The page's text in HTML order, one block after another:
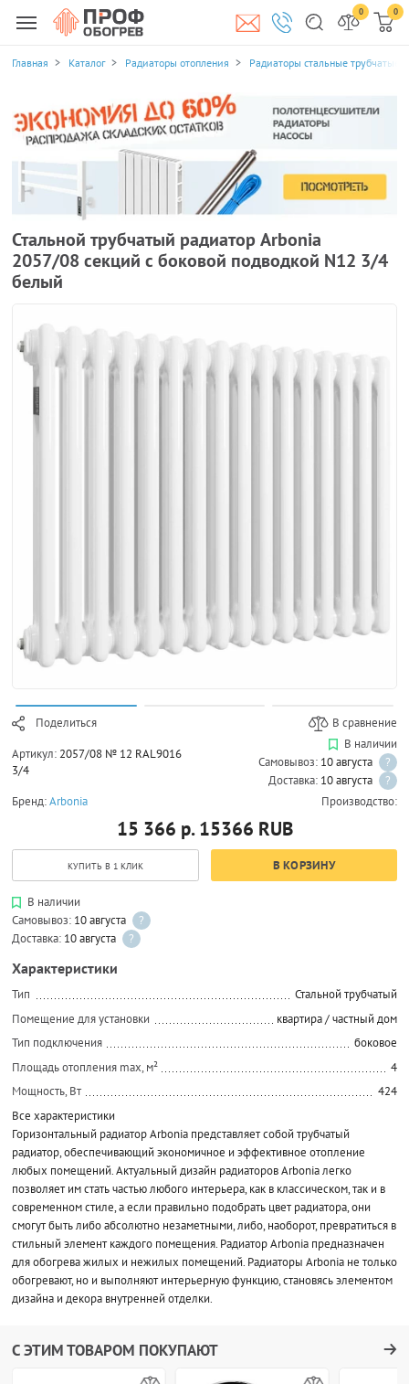
0 0
Главная Каталог Радиаторы отопления Радиаторы стальные трубчатые
Стальной трубчатый радиатор Arbonia
2057/08 секций с боковой подводкой N12 3/4
белый
Поделиться
В сравнение
Артикул: 2057/08 № 12 RAL9016
3/4
В наличии
Самовывоз: 10 августа
?
Доставка: 10 августа
?
Бренд:Arbonia Производство:
15 366 р. 15366 RUB
КУПИТЬ В 1 КЛИК В КОРЗИНУ
В наличии
Самовывоз: 10 августа
?
Доставка: 10 августа ?
Характеристики
Тип
Стальной трубчатый
Помещение для установки
квартира / частный дом
Тип подключения
боковое
Площадь отопления max, м²
4
Мощность, Вт
424
Все характеристики
Горизонтальный радиатор Arbonia представляет собой трубчатый
радиатор, обеспечивающий экономичное и эффективное отопление
любых помещений. Актуальный дизайн радиаторов Arbonia легко
позволяет им стать частью любого интерьера, как в классическом, так и в
современном стиле, а если правильно подобрать цвет радиатора, они
смогут быть либо абсолютно незаметными, либо, наоборот, превратиться в
стильный элемент каждого помещения. Радиатор Arbonia предназначен
для обогрева жилых и нежилых помещений. Радиаторы Arbonia не только
обогревают, но и выполняют интерьерную функцию, становясь элементом
дизайна и декора внутренней отделки.
С ЭТИМ ТОВАРОМ ПОКУПАЮТ